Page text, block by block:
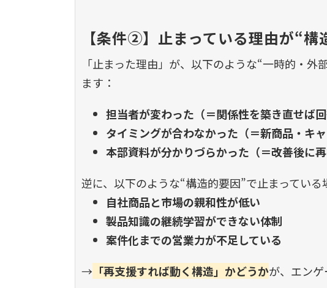
【条件②】止まっている理由が“構
「止まった理由」が、以下のような“一時的・
ます：
担当者が変わった（＝関係性を築き直せば回
タイミングが合わなかった（＝新商品・キ
本部資料が分かりづらかった（＝改善後に再
逆に、以下のような“構造的要因”で止まってい
自社商品と市場の親和性が低い
製品知識の継続学習ができない体制
案件化までの営業力が不足している
→ 「再支援すれば動く構造」かどうかが、エンゲ